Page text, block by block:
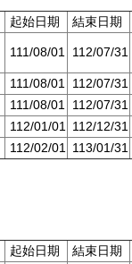
起始日期 結束日期
111/08/01 112/07/31
111/08/01 112/07/31
111/08/01 112/07/31
112/01/01 112/12/31
112/02/01 113/01/31
起始日期 結束日期